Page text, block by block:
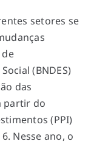
setores se
(BNDES)
das
partir do
(PPI)
Nesse ano, o